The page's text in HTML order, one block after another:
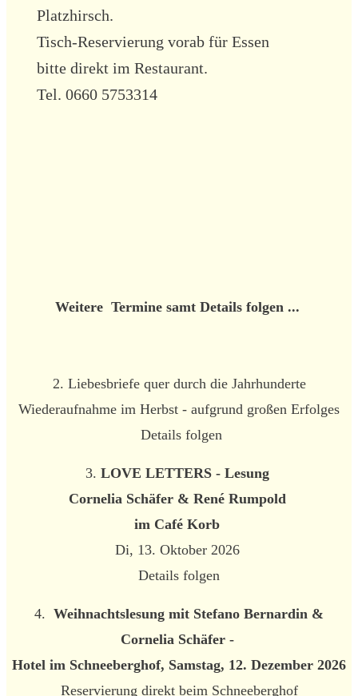
Platzhirsch.
Tisch-Reservierung vorab für Essen
bitte direkt im Restaurant.
Tel. 0660 5753314
Weitere Termine samt Details folgen ...
2. Liebesbriefe quer durch die Jahrhunderte
Wiederaufnahme im Herbst - aufgrund großen Erfolges
Details folgen
3. LOVE LETTERS - Lesung
Cornelia Schäfer & René Rumpold
im Café Korb
Di, 13. Oktober 2026
Details folgen
4. Weihnachtslesung mit Stefano Bernardin &
Cornelia Schäfer -
Hotel im Schneeberghof, Samstag, 12. Dezember 2026
Reservierung direkt beim Schneeberghof